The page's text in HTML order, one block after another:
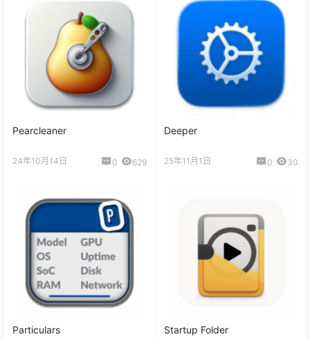
Pearcleaner
24年10月14日 0 629
Deeper
25年11月1日 0 30
Particulars Startup Folder